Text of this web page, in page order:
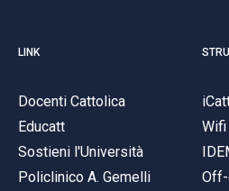
LINK
Docenti Cattolica
Educatt
Sostieni l'Università
Policlinico A. Gemelli
Wifi